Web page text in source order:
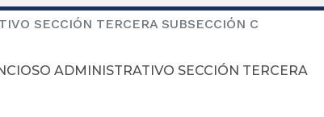
SECCIÓN TERCERA SUBSECCIÓN C
ADMINISTRATIVO SECCIÓN TERCERA